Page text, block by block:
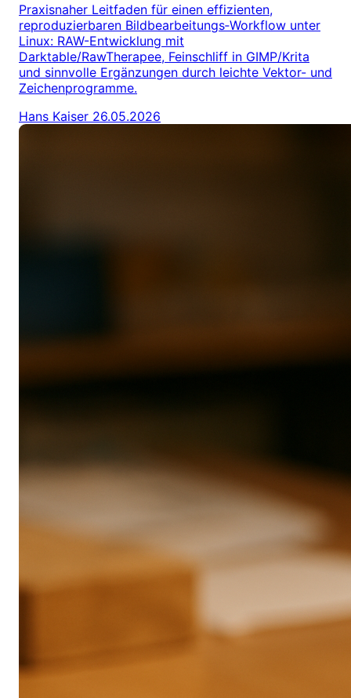
Praxisnaher Leitfaden für einen effizienten,
reproduzierbaren Bildbearbeitungs‑Workflow unter
Linux: RAW-Entwicklung mit
Darktable/RawTherapee, Feinschliff in GIMP/Krita
und sinnvolle Ergänzungen durch leichte Vektor- und
Zeichenprogramme.
Hans Kaiser 26.05.2026